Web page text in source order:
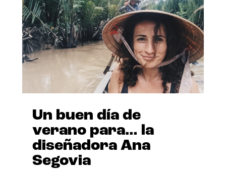
Un buen día de
verano para… la
diseñadora Ana
Segovia